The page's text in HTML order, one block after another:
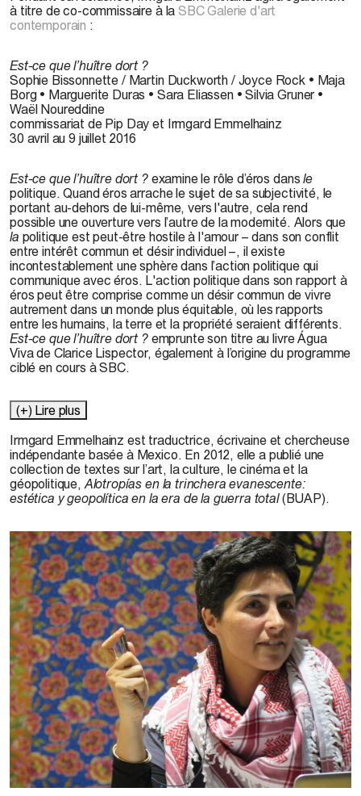
à titre de co-commissaire à laSBC Galerie d'art
contemporain :
Est-ce que l’huître dort ?
Sophie Bissonnette / Martin Duckworth / Joyce Rock • Maja
Borg • Marguerite Duras • Sara Eliassen • Silvia Gruner •
Waël Noureddine
commissariat de Pip Day et Irmgard Emmelhainz
30 avril au 9 juillet 2016
Est-ce que l’huître dort ?examine le rôle d’éros dansle
politique. Quand éros arrache le sujet de sa subjectivité, le
portant au-dehors de lui-même, vers l'autre, cela rend
possible une ouverture vers l’autre de la modernité. Alors que
la politique est peut-être hostile à l'amour – dans son conflit
entre intérêt commun et désir individuel –, il existe
incontestablement une sphère dans l’action politique qui
communique avec éros. L'action politique dans son rapport à
éros peut être comprise comme un désir commun de vivre
autrement dans un monde plus équitable, où les rapports
entre les humains, la terre et la propriété seraient différents.
Est-ce que l’huître dort ? emprunte son titre au livre Água
Viva de Clarice Lispector, également à l’origine du programme
ciblé en cours à SBC.
(+) Lire plus
Irmgard Emmelhainz est traductrice, écrivaine et chercheuse
indépendante basée à Mexico. En 2012, elle a publié une
collection de textes sur l’art, la culture, le cinéma et la
géopolitique, Alotropías en la trinchera evanescente:
estética y geopolítica en la era de la guerra total(BUAP).